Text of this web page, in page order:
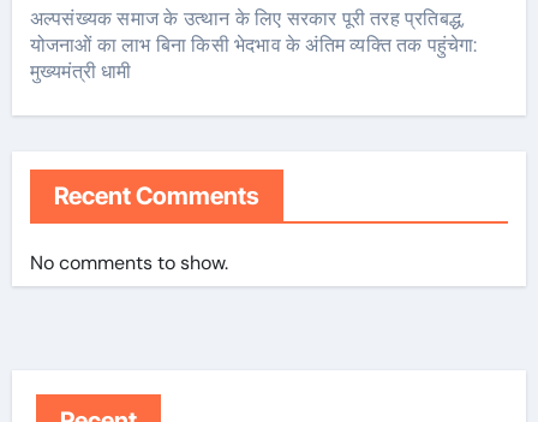
अल्पसंख्यक समाज के उत्थान के लिए सरकार पूरी तरह प्रतिबद्ध,
योजनाओं का लाभ बिना किसी भेदभाव के अंतिम व्यक्ति तक पहुंचेगा:
मुख्यमंत्री धामी
Recent Comments
No comments to show.